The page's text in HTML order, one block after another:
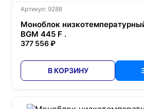
Артикул: 9288
Моноблок
BGM 445 F .
377 556 ₽
В КОРЗИНУ